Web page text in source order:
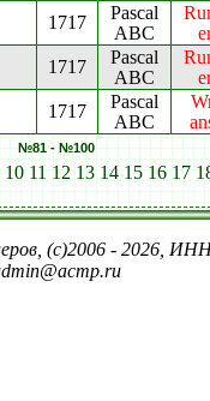
1717
Pascal
ABC
1717
Pascal
ABC
1717
Pascal
ABC
№81 - №100
10 11 12 13 14 15 16 17
(c)2006 - 2026,